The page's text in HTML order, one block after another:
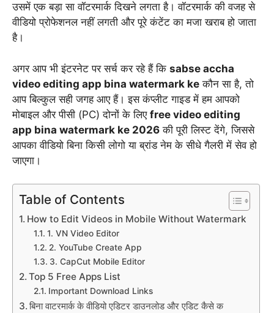
उसमें एक बड़ा सा वॉटरमार्क दिखने लगता है। वॉटरमार्क की वजह से
वीडियो प्रोफेशनल नहीं लगती और पूरे कंटेंट का मजा खराब हो जाता
है।
अगर आप भी इंटरनेट पर सर्च कर रहे हैं कि sabse accha
video editing app bina watermark ke कौन सा है, तो
आप बिल्कुल सही जगह आए हैं। इस कंप्लीट गाइड में हम आपको
मोबाइल और पीसी (PC) दोनों के लिए free video editing
app bina watermark ke 2026 की पूरी लिस्ट देंगे, जिससे
आपका वीडियो बिना किसी लोगो या ब्रांड नेम के सीधे गैलरी में सेव हो
जाएगा।
Table of Contents
How to Edit Videos in Mobile Without Watermark
1. VN Video Editor
2. YouTube Create App
3. CapCut Mobile Editor
Top 5 Free Apps List
Important Download Links
बिना वाटरमार्क के वीडियो एडिटर डाउनलोड और एडिट कैसे क